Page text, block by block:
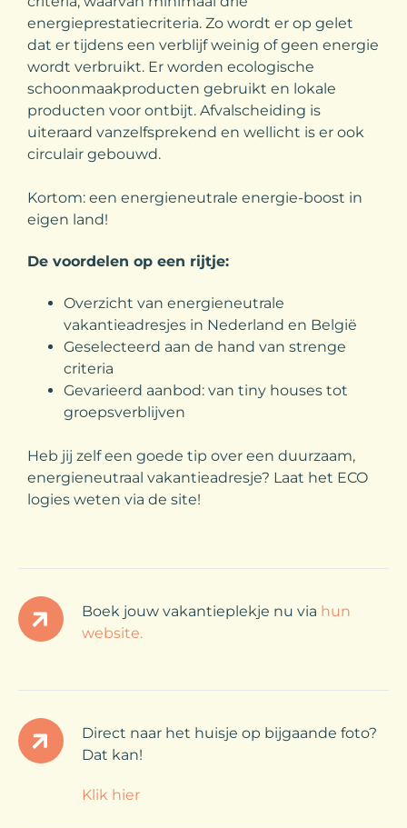
energieprestatiecriteria. Zo wordt er op gelet
dat er tijdens een verblijf weinig of geen energie
wordt verbruikt. Er worden ecologische
schoonmaakproducten gebruikt en lokale
producten voor ontbijt. Afvalscheiding is
uiteraard vanzelfsprekend en wellicht is er ook
circulair gebouwd.
Kortom: een energieneutrale energie-boost in
eigen land!
De voordelen op een rijtje:
Overzicht van energieneutrale
vakantieadresjes in Nederland en België
Geselecteerd aan de hand van strenge
criteria
Gevarieerd aanbod: van tiny houses tot
groepsverblijven
Heb jij zelf een goede tip over een duurzaam,
energieneutraal vakantieadresje? Laat het ECO
logies weten via de site!
Boek jouw vakantieplekje nu via hun
website.
Direct naar het huisje op bijgaande foto?
Dat kan!
Klik hier